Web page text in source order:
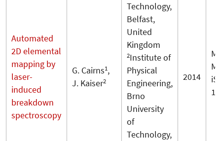
Automated
2D elemental
mapping by
laser-
induced
breakdown
spectroscopy
G. Cairns1,
J. Kaiser2
Technology,
Belfast,
United
Kingdom
2Institute of
Physical
Engineering,
Brno
University
of
Technology,
2014